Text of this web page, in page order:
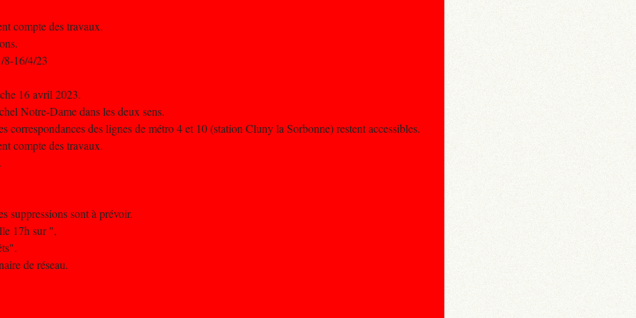
compte des travaux.
16/4/23
16 avril 2023.
Notre-Dame dans les deux sens.
des lignes de métro 4 et 10 (station Cluny la Sorbonne) restent accessibles.
compte des travaux.
suppressions sont à prévoir.
17h sur ",
de réseau.